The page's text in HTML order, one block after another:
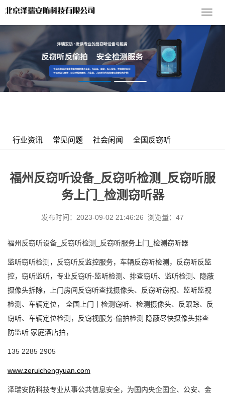
导
菜
行业资讯 常见问题 社会闲闻 全国反窃听
福州反窃听设备_反窃听检测_反窃听服
务上门_检测窃听器
发布时间：2023-09-02 21:46:26 浏览量：47
福州反窃听设备_反窃听检测_反窃听服务上门_检测窃听器
监听窃听检测，反窃听反监控服务，车辆反窃听检测，反窃听反监
控，窃听监听，专业反窃听-监听检测、排查窃听、监听检测、隐蔽
摄像头拆除，上门房间反窃听查找摄像头、反窃听窃视、监听监视
检测、车辆定位，
全国上门丨检测窃听、检测摄像头、反跟踪、反
窃听、车辆定位检测，反窃视服务-偷拍检测 隐蔽尽快摄像头排查
防监听 家庭酒店拍，
135 2285 2905
www.zeruichengyuan.com
泽瑞安防科技专业从事公共信息安全，为国内央企国企、公安、金